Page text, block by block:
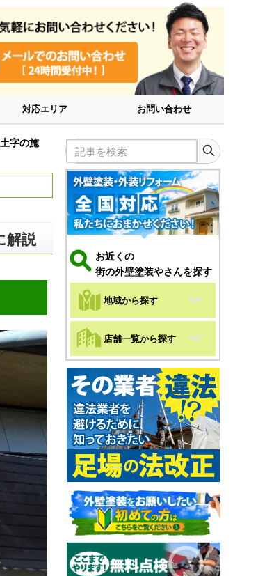
対応エリア お問い合わせ
字の施
解説
記事を検索
お近くの
街の外壁塗装やさんを探す
地域から探す
店舗一覧から探す